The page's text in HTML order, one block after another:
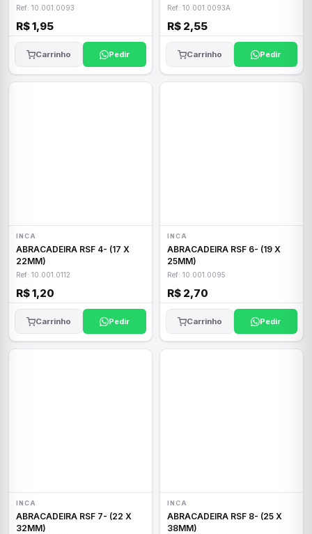
Ref: 10.001.0093
R$ 1,95
Carrinho Pedir
Ref: 10.001.0093A
R$ 2,55
Carrinho Pedir
INCA
ABRACADEIRA RSF 4- (17 X
22MM)
Ref: 10.001.0112
R$ 1,20
Carrinho Pedir
INCA
ABRACADEIRA RSF 6- (19 X
25MM)
Ref: 10.001.0095
R$ 2,70
Carrinho Pedir
INCA
ABRACADEIRA RSF 7- (22 X
32MM)
INCA
ABRACADEIRA RSF 8- (25 X
38MM)